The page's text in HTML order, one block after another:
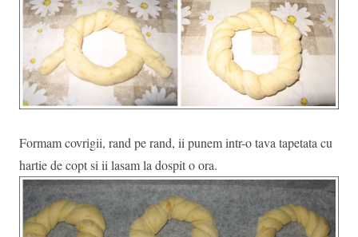
Formam covrigii, rand pe rand, ii punem intr-o tava tapetata cu
hartie de copt si ii lasam la dospit o ora.